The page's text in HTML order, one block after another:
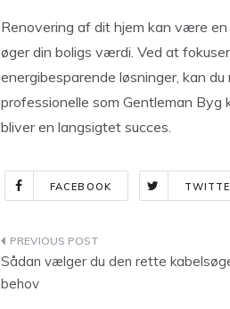
Renovering af dit hjem kan være
øger din boligs værdi. Ved at
energibesparende løsninger, kan
professionelle som Gentleman Byg
bliver en langsigtet succes.
FACEBOOK
Indlægsnavigation
Sådan vælger du den rette
behov